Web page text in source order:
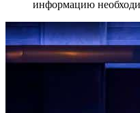
информацию